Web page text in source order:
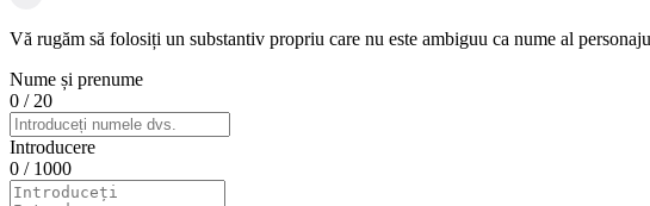
Vă rugăm să folosiți un substantiv propriu care nu este ambiguu ca nume al
Nume și prenume
0 / 20
Introducere
0 / 1000